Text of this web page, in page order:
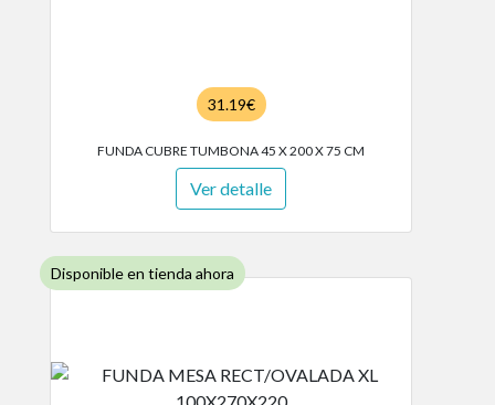
31.19€
FUNDA CUBRE TUMBONA 45 X 200 X 75 CM
Ver detalle
Disponible en tienda ahora